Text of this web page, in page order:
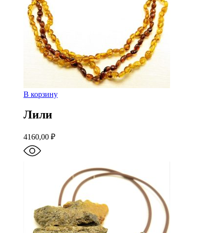
В корзину
Лили
4160,00 ₽